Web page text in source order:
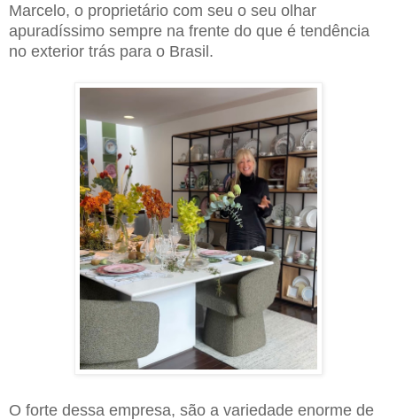
Marcelo, o proprietário com seu o seu olhar
apuradíssimo sempre na frente do que é tendência
no exterior trás para o Brasil.
O forte dessa empresa, são a variedade enorme de